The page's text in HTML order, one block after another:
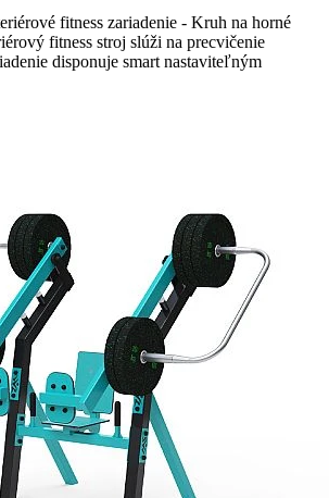
fitness zariadenie - Kruh na horné
fitness stroj slúži na precvičenie
disponuje smart nastaviteľným